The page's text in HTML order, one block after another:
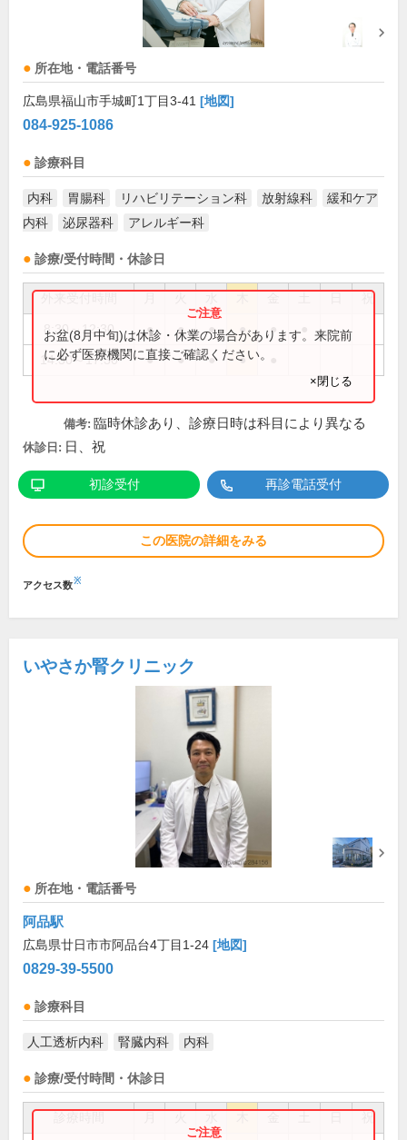
所在地・電話番号
広島県福山市手城町1丁目3-41 [地図]
084-925-1086
診療科目
内科 胃腸科 リハビリテーション科 放射線科
緩和ケア
内科
泌尿器科 アレルギー科
診療/受付時間・休診日
祝
8:30～12:30 ● ● ● ● ●
14:30～17:30 ● ● ● ●
お盆(8月中旬)は休診・休業の場合があります。来院前
に必ず医療機関に直接ご確認ください。
×閉じる
備考: 臨時休診あり、診療日時は科目により異なる
休診日: 日、祝
初診受付 再診電話受付
この医院の詳細をみる
アクセス数※
いやさか腎クリニック
所在地・電話番号
阿品駅
広島県廿日市市阿品台4丁目1-24 [地図]
0829-39-5500
診療科目
人工透析内科 腎臓内科 内科
診療/受付時間・休診日
祝